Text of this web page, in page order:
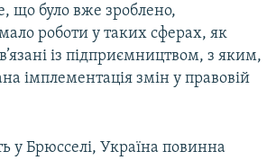
що було вже зроблено,
роботи у таких сферах, як
із підприємництвом, з яким,
імплементація змін у правовій
у Брюсселі, Україна повинна